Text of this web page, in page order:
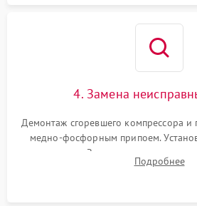
4. Замена
Демонтаж сгоревшего компрессора и
медно-фосфорным припоем.
осушителя. Замена изношенных
сломанных заслонок илиПодробнее